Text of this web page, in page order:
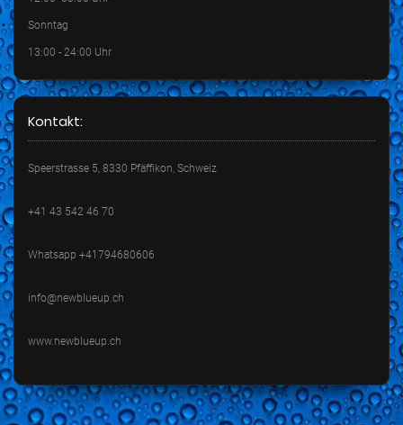
Sonntag
13:00 - 24:00 Uhr
Kontakt:
Speerstrasse 5, 8330 Pfäffikon, Schweiz
+41 43 542 46 70
Whatsapp +41794680606
info@newblueup.ch
www.newblueup.ch